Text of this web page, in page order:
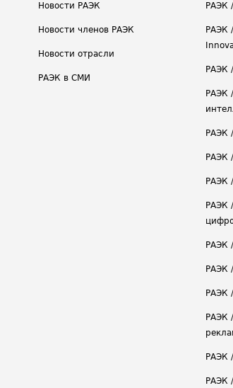
Новости РАЭК
Новости членов РАЭК
Новости отрасли
РАЭК в СМИ
РАЭК
РАЭК
РАЭК
РАЭК
РАЭК
РАЭК
РАЭК
РАЭК
РАЭК
РАЭК
РАЭК
РАЭК
РАЭК
РАЭК